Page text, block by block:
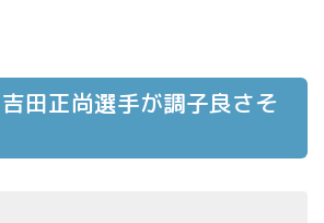
田正尚選手が調子良さそ